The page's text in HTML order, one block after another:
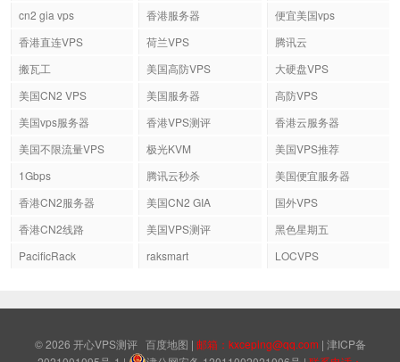
cn2 gia vps
香港服务器
便宜美国vps
香港直连VPS
荷兰VPS
腾讯云
搬瓦工
美国高防VPS
大硬盘VPS
美国CN2 VPS
美国服务器
高防VPS
美国vps服务器
香港VPS测评
香港云服务器
美国不限流量VPS
极光KVM
美国VPS推荐
1Gbps
腾讯云秒杀
美国便宜服务器
香港CN2服务器
美国CN2 GIA
国外VPS
香港CN2线路
美国VPS测评
黑色星期五
PacificRack
raksmart LOCVPS
© 2026 开心VPS测评 百度地图 | 邮箱：kxceping@qq.com | 津ICP备